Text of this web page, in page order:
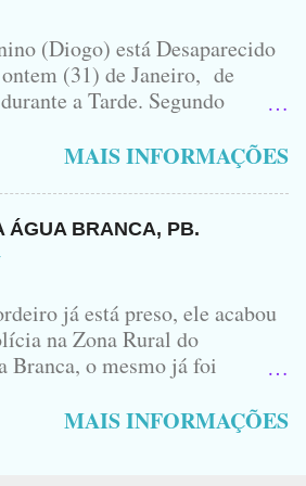
FIDELIS FOTO
FIDELIS VEÍCULO
NO ACIDENTE UMA
NA FOTO VOCÊS
OBSERVAR QUE TODAS...
(Diogo) está Desaparecido
ontem (31) de Janeiro, de
a Tarde. Segundo
Jardim Karlota, aqui em
- Se você souber de alguma
favor avisar através deste
ela tá Desesperada.
MAIS INFORMAÇÕES
ÁGUA BRANCA, PB.
já está preso, ele acabou
na Zona Rural do
Branca, o mesmo já foi
a informação que, o acusado,
MAIS INFORMAÇÕES